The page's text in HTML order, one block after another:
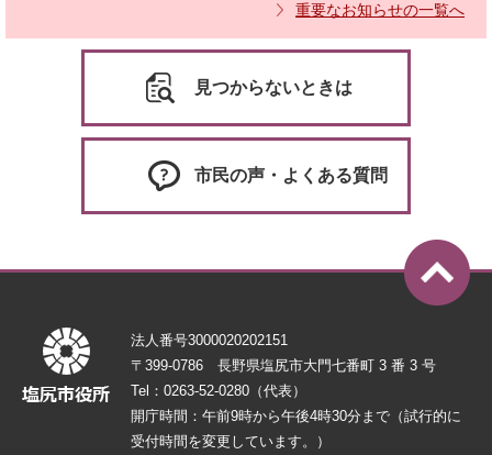
重要なお知らせの一覧へ
見つからないときは
市民の声・よくある質問
法人番号3000020202151
〒399-0786 長野県塩尻市大門七番町 3 番 3 号
Tel：0263-52-0280（代表）
開庁時間：午前9時から午後4時30分まで（試行的に
受付時間を変更しています。）